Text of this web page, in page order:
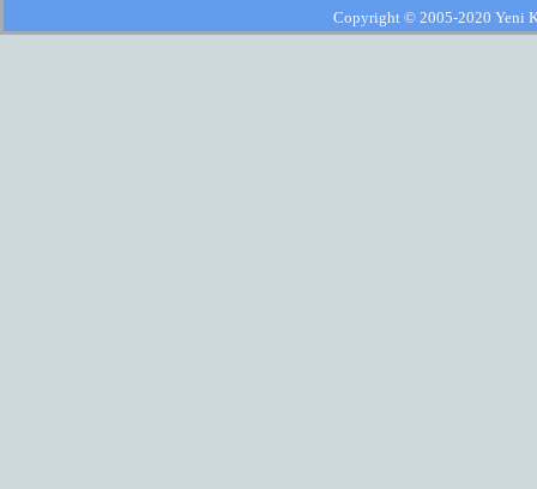
Copyright © 2005-2020 Yeni